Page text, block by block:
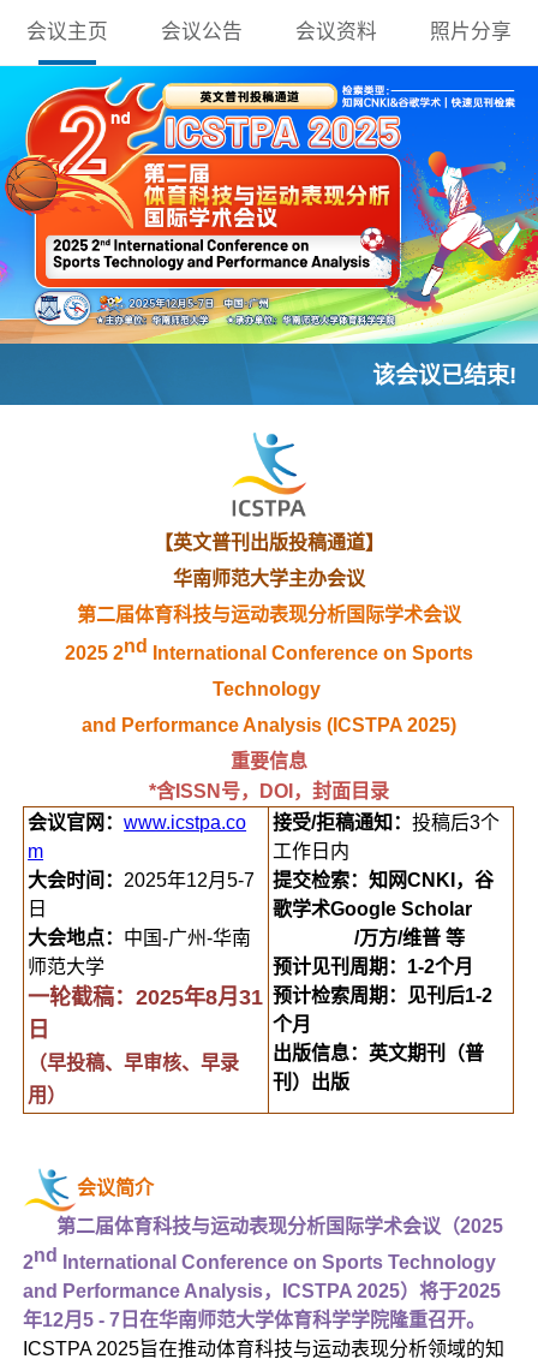
会议主页 会议公告 会议资料 照片分享
该会议已结束!
【英文普刊出版投稿通道】
华南师范大学主办会议
第二届体育科技与运动表现分析国际学术会议
2025 2nd International Conference on Sports
Technology
and Performance Analysis (ICSTPA 2025)
重要信息
*含ISSN号，DOI，封面目录
会议官网：www.icstpa.co
m
大会时间： 2025年12月5-7
日
大会地点： 中国-广州-华南
师范大学
一轮截稿：2025年8月31
日
（早投稿、早审核、早录
用）
接受/拒稿通知：投稿后3个
工作日内
提交检索：知网CNKI，谷
歌学术Google Scholar
/万方/维普 等
预计见刊周期：1-2个月
预计检索周期：见刊后1-2
个月
出版信息：英文期刊（普
刊）出版
会议简介
第二届体育科技与运动表现分析国际学术会议（2025
2nd
International Conference on Sports Technology
and Performance Analysis，ICSTPA 2025）将于2025
年12月5 - 7日在华南师范大学体育科学学院隆重召开。
ICSTPA 2025旨在推动体育科技与运动表现分析领域的知